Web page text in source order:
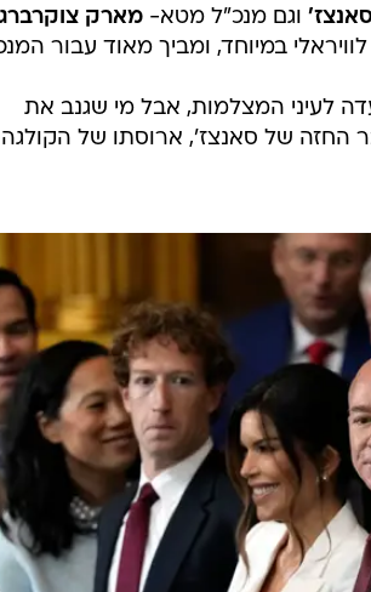
וגם מנכ"ל מטא- מארק צוקרברג
במיוחד, ומביך מאוד עבור
לעיני המצלמות, אבל מי שגנב את
החזה של סאנצז', ארוסתו של הקולגה